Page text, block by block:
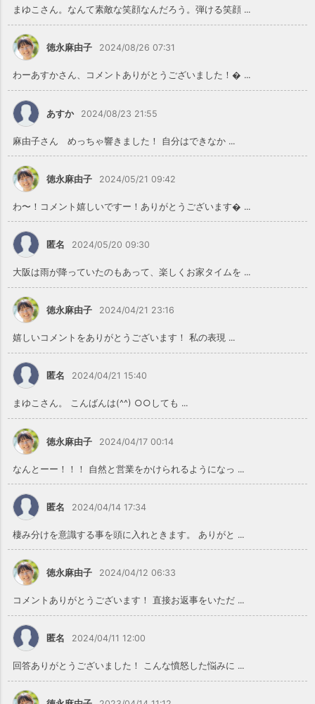
まゆこさん。なんて素敵な笑顔なんだろう。弾ける笑顔 ...
徳永麻由子 2024/08/26 07:31
わーあすかさん、コメントありがとうございました！ ...
あすか 2024/08/23 21:55
麻由子さん めっちゃ響きました！ 自分はできなか ...
徳永麻由子 2024/05/21 09:42
わ〜！コメント嬉しいですー！ありがとうございます ...
匿名 2024/05/20 09:30
大阪は雨が降っていたのもあって、楽しくお家タイムを ...
徳永麻由子 2024/04/21 23:16
嬉しいコメントをありがとうございます！ 私の表現 ...
匿名 2024/04/21 15:40
まゆこさん。 こんばんは(^^) ○○しても ...
徳永麻由子 2024/04/17 00:14
なんとーー！！！ 自然と営業をかけられるようになっ ...
匿名 2024/04/14 17:34
棲み分けを意識する事を頭に入れときます。 ありがと ...
徳永麻由子 2024/04/12 06:33
コメントありがとうございます！ 直接お返事をいただ ...
匿名 2024/04/11 12:00
回答ありがとうございました！ こんな憤怒した悩みに ...